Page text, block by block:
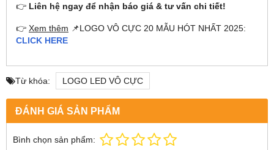
👉 Liên hệ ngay để nhận báo giá & tư vấn chi tiết!
👉 Xem thêm 📌LOGO VÔ CỰC 20 MẪU HÓT NHẤT 2025:
CLICK HERE
Từ khóa: LOGO LED VÔ CỰC
ĐÁNH GIÁ SẢN PHẨM
Bình chọn sản phẩm: